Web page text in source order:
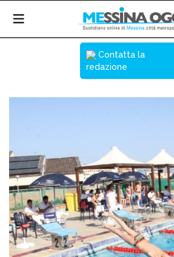
Contatta la
redazione